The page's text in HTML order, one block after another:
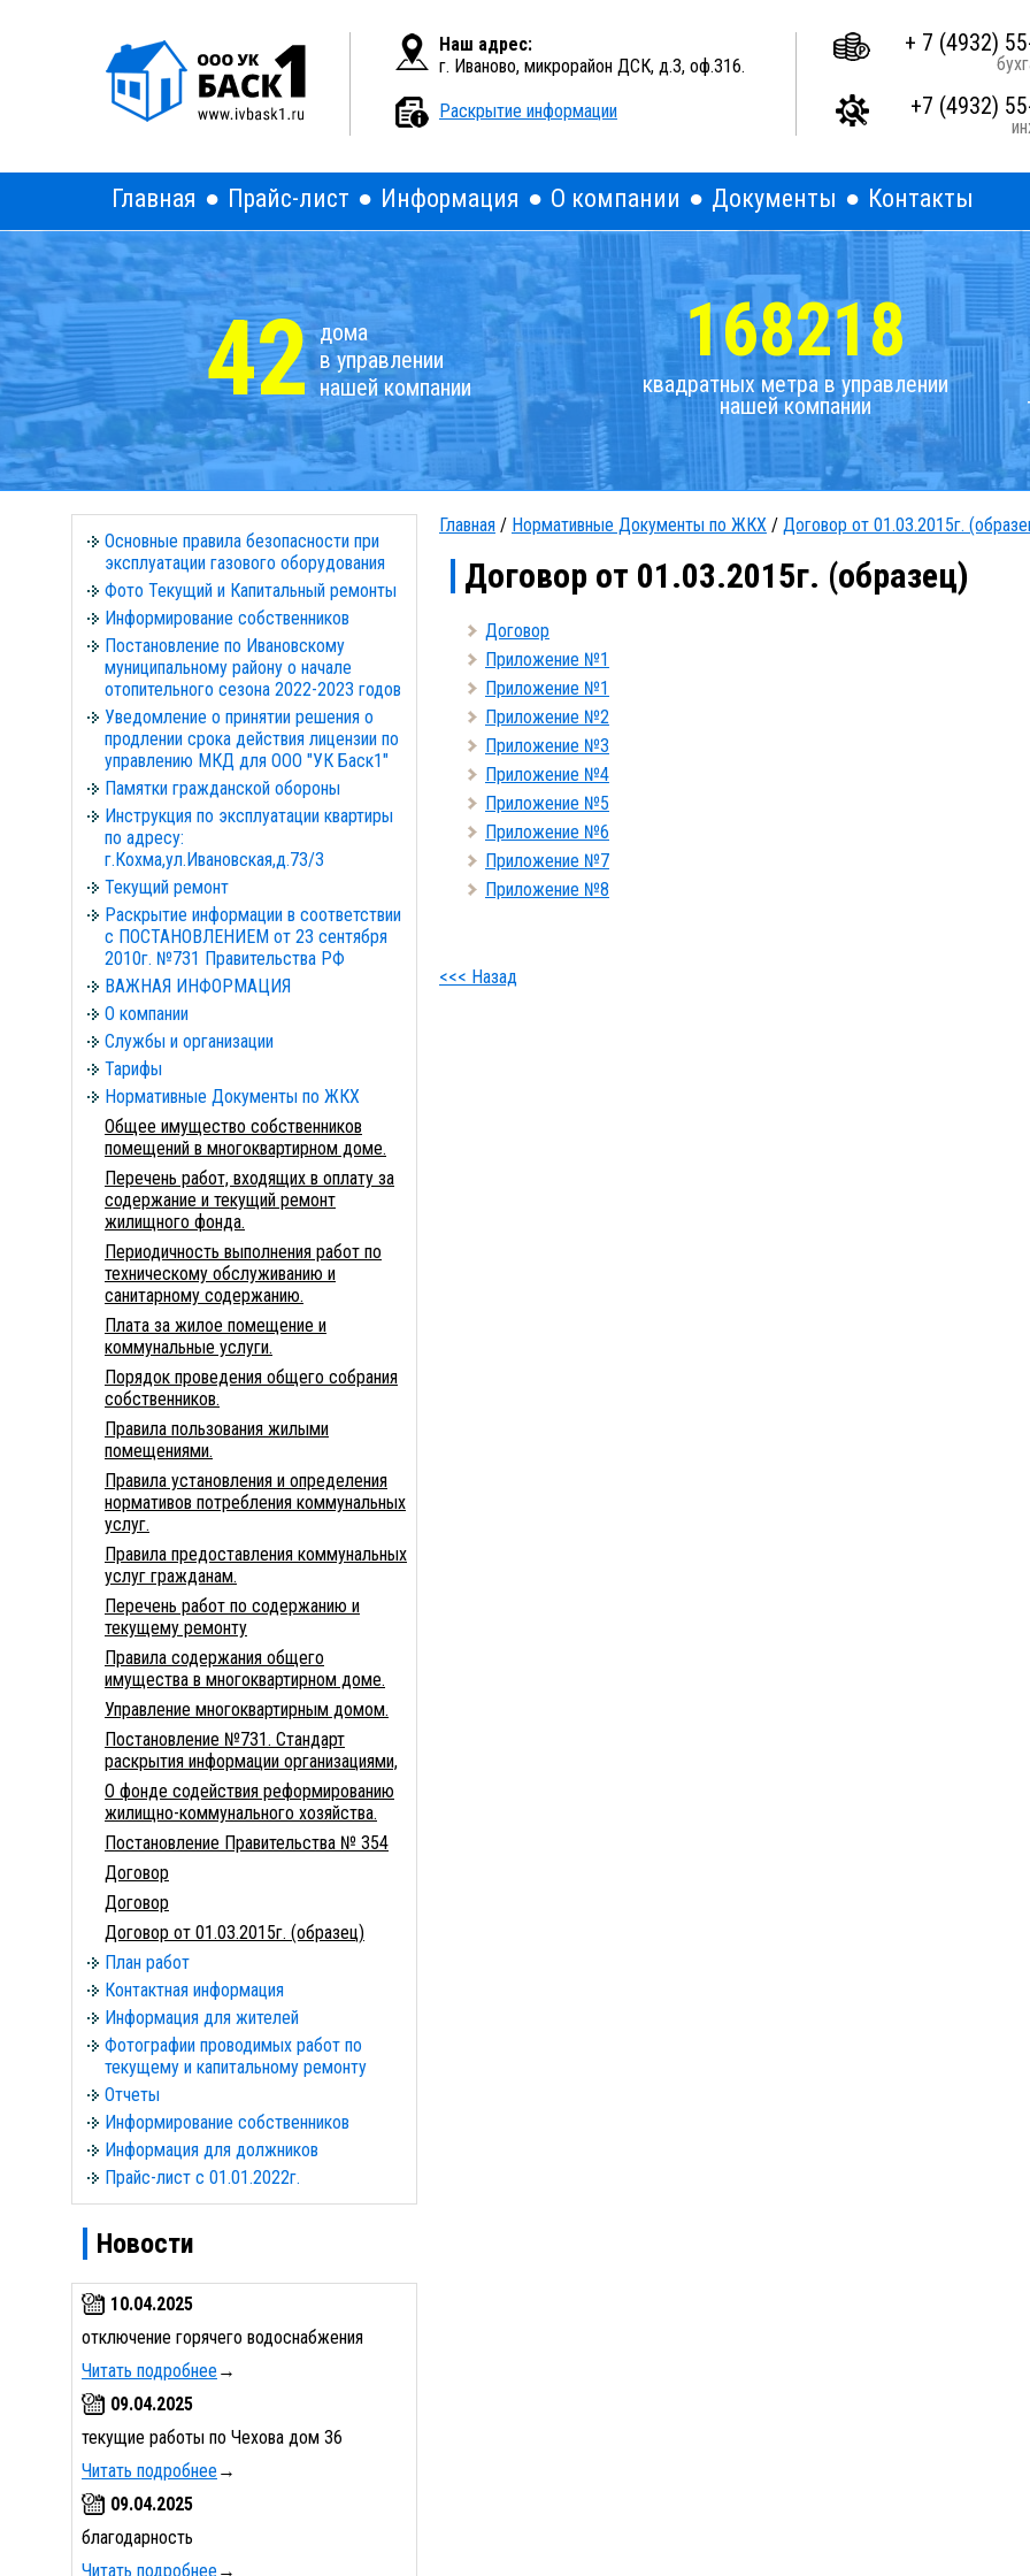
Наш адрес:
г. Иваново, микрорайон ДСК, д.3, оф.316.
Раскрытие информации
+ 7 (4932)
+7 (4932)
Главная Прайс-лист Информация О компании Документы Контакты
42 дома
в управлении
нашей компании
168218
квадратных метра в управлении
нашей компании
Основные правила безопасности при
эксплуатации газового оборудования
Фото Текущий и Капитальный ремонты
Информирование собственников
Постановление по Ивановскому
муниципальному району о начале
отопительного сезона 2022-2023 годов
Уведомление о принятии решения о
продлении срока действия лицензии по
управлению МКД для ООО "УК Баск1"
Памятки гражданской обороны
Инструкция по эксплуатации квартиры
по адресу:
г.Кохма,ул.Ивановская,д.73/3
Текущий ремонт
Раскрытие информации в соответствии
с ПОСТАНОВЛЕНИЕМ от 23 сентября
2010г. №731 Правительства РФ
ВАЖНАЯ ИНФОРМАЦИЯ
О компании
Службы и организации
Тарифы
Нормативные Документы по ЖКХ
Общее имущество собственников
помещений в многоквартирном доме.
Перечень работ, входящих в оплату за
содержание и текущий ремонт
жилищного фонда.
Периодичность выполнения работ по
техническому обслуживанию и
санитарному содержанию.
Плата за жилое помещение и
коммунальные услуги.
Порядок проведения общего собрания
собственников.
Правила пользования жилыми
помещениями.
Правила установления и определения
нормативов потребления коммунальных
услуг.
Правила предоставления коммунальных
услуг гражданам.
Перечень работ по содержанию и
текущему ремонту
Правила содержания общего
имущества в многоквартирном доме.
Управление многоквартирным домом.
Постановление №731. Стандарт
раскрытия информации организациями,
О фонде содействия реформированию
жилищно-коммунального хозяйства.
Постановление Правительства № 354
Договор
Договор
Договор от 01.03.2015г. (образец)
План работ
Контактная информация
Информация для жителей
Фотографии проводимых работ по
текущему и капитальному ремонту
Отчеты
Информирование собственников
Информация для должников
Прайс-лист с 01.01.2022г.
Новости
10.04.2025
отключение горячего водоснабжения
Читать подробнее →
09.04.2025
текущие работы по Чехова дом 36
Читать подробнее →
09.04.2025
благодарность
Читать подробнее →
Главная / Нормативные Документы по ЖКХ / Договор от 01.03.2015г.
Договор от 01.03.2015г. (образец)
Договор
Приложение №1
Приложение №1
Приложение №2
Приложение №3
Приложение №4
Приложение №5
Приложение №6
Приложение №7
Приложение №8
<<< Назад